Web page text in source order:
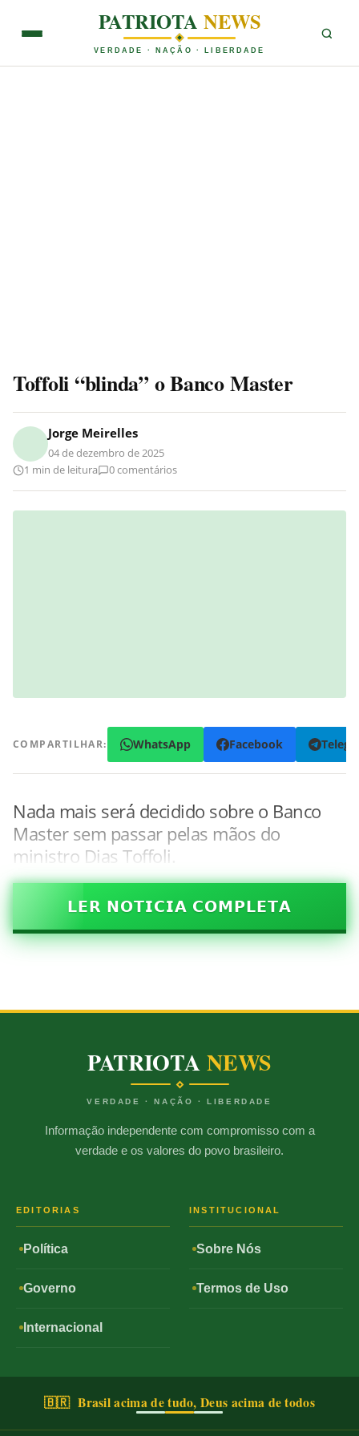
PATRIOTANEWS
VERDADE · NAÇÃO · LIBERDADE
Toffoli “blinda” o Banco Master
Jorge Meirelles
04 de dezembro de 2025
1 min de leitura
0 comentários
COMPARTILHAR: WhatsApp Facebook
Nada mais será decidido sobre o Banco
Master sem passar pelas mãos do
ministro Dias Toffoli.
𝗟𝗘𝗥 𝗡𝗢𝗧𝗜𝗖𝗜𝗔 𝗖𝗢𝗠𝗣𝗟𝗘𝗧𝗔
PATRIOTANEWS
VERDADE · NAÇÃO · LIBERDADE
Informação independente com compromisso com a
verdade e os valores do povo brasileiro.
EDITORIAS
Política
Governo
Internacional
INSTITUCIONAL
Sobre Nós
Termos de Uso
🇧🇷 Brasil acima de tudo, Deus acima de todos